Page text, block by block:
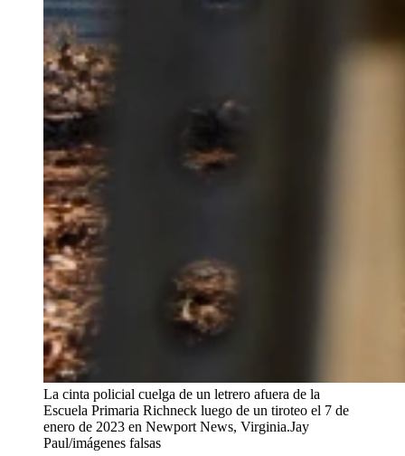
La cinta policial cuelga de un letrero afuera de la
Escuela Primaria Richneck luego de un tiroteo el 7 de
enero de 2023 en Newport News, Virginia.Jay
Paul/imágenes falsas